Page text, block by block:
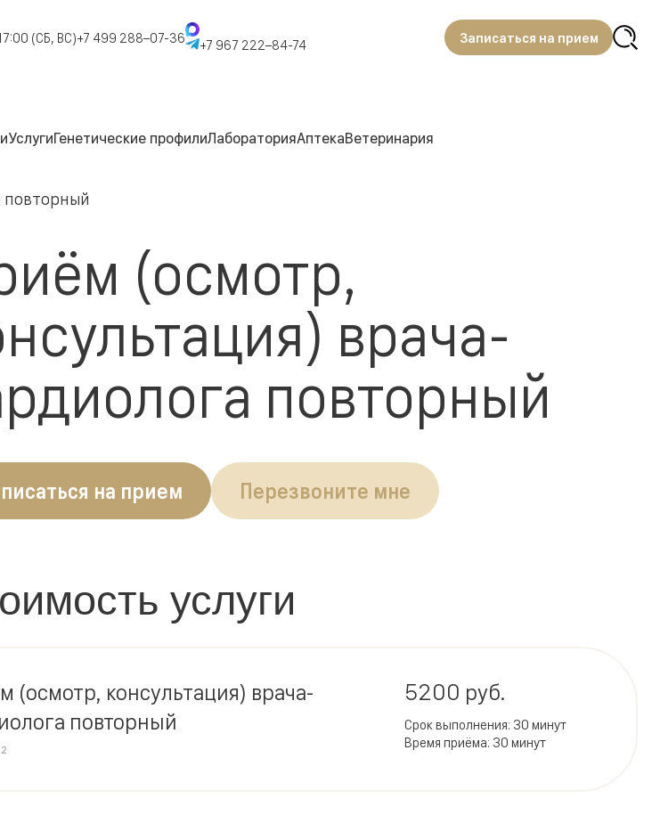
(СБ, ВС)+7 499 288–07-36 +7 967 222–84-74 Записаться на прием
УслугиГенетические профилиЛабораторияАптекаВетеринария
повторный
(осмотр,
врача-
повторный
на прием Перезвоните мне
услуги
(осмотр, консультация) врача-
повторный
5200 руб.
Срок выполнения: 30 минут
Время приёма: 30 минут